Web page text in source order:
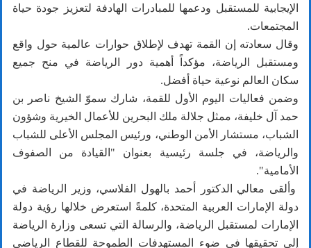
الإيجابية للمستقبل ودعمها للمبادرات الهادفة لتعزيز جودة حياة
المجتمعات.
وقال سعادته إن القمة تهدف لإطلاق حوارات عالمية حول واقع
ومستقبل الرياضة، مؤكداً أهمية دور الرياضة في منح جميع
سكان العالم نوعية حياة أفضل.
وضمن فعاليات اليوم الأول للقمة، شارك سموّ الشيخ ناصر بن
حمد آل خليفة، ممثل جلالة ملك البحرين للأعمال الخيرية وشؤون
الشباب، مستشار الأمن الوطني، ورئيس المجلس الأعلى للشباب
والرياضة، في جلسة رئيسية بعنوان "القيادة من الصفوف
الأمامية".
وألقى معالي الدكتور أحمد بالهول الفلاسي، وزير الرياضة في
دولة الإمارات العربية المتحدة، كلمةً استعرض خلالها رؤية دولة
الإمارات لمستقبل الرياضة، والرسالة التي تسعى وزارة الرياضة
إلى تحقيقها في ضوء المستهدفات الطموحة للقطاع الرياضي